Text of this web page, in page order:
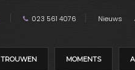
023 561 4076 Nieuws
TROUWEN MOMENTS